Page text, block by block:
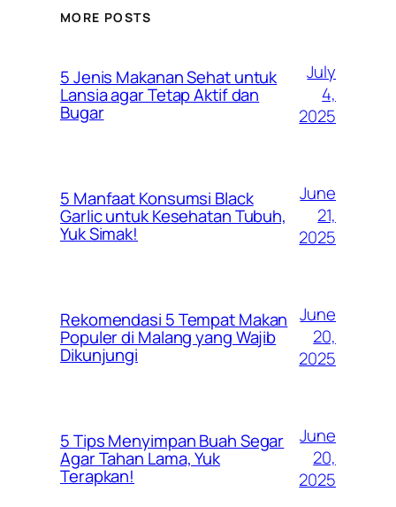
MORE POSTS
5 Jenis Makanan Sehat untuk
Lansia agar Tetap Aktif dan
Bugar
July
4,
2025
5 Manfaat Konsumsi Black
Garlic untuk Kesehatan Tubuh,
Yuk Simak!
June
21,
2025
Rekomendasi 5 Tempat Makan
Populer di Malang yang Wajib
Dikunjungi
June
20,
2025
5 Tips Menyimpan Buah Segar
Agar Tahan Lama, Yuk
Terapkan!
June
20,
2025